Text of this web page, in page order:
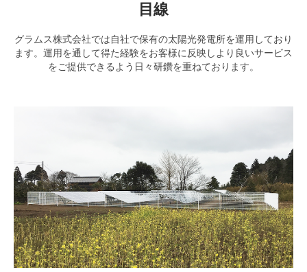
目線
グラムス株式会社では自社で保有の太陽光発電所を運用しており
ます。運用を通して得た経験をお客様に反映しより良いサービス
をご提供できるよう日々研鑽を重ねております。